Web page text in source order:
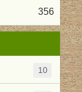
356
10